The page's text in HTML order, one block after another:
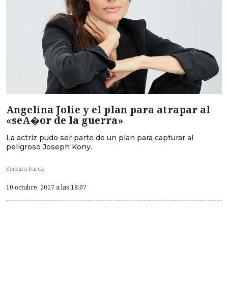
Angelina Jolie y el plan para atrapar al
«seA�or de la guerra»
La actriz pudo ser parte de un plan para capturar al
peligroso Joseph Kony.
Bárbara Barcia
10 octubre, 2017 a las 18:07